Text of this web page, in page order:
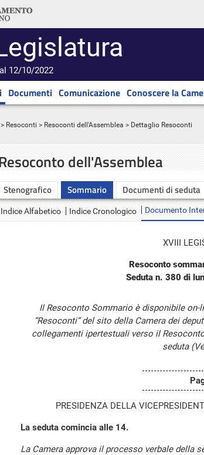
12/10/2022
Documenti Comunicazione Conoscere la
> Resoconti > Resoconti dell'Assemblea > Dettaglio Resoconti
dell'Assemblea
Stenografico Sommario Documenti di seduta
Indice Alfabetico Indice Cronologico Documento
XVIII
Resoconto
Seduta n. 380 di
Il Resoconto Sommario è disponibile
“Resoconti” del sito della Camera dei
collegamenti ipertestuali verso il
seduta
PRESIDENZA DELLA
La seduta comincia alle 14.
La Camera approva il processo verbale della